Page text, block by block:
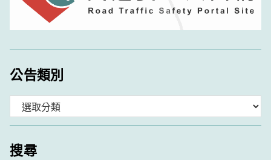
公告類別
類
搜尋